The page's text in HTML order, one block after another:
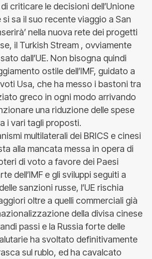
criticare le decisioni dell’Unione
si sa il suo recente viaggio a San
nella nuova rete dei progetti
il Turkish Stream , ovviamente
dall’UE. Non bisogna quindi
ostile dell’IMF, guidato a
Usa, che ha messo i bastoni tra
greco in ogni modo arrivando
una riduzione delle spese
i vari tagli proposti.
multilaterali dei BRICS e cinesi
alla mancata messa in opera di
di voto a favore dei Paesi
dell’IMF e gli sviluppi seguiti a
sanzioni russe, l’UE rischia
oltre a quelli commerciali già
della divisa cinese
passi e la Russia forte delle
ha svoltato definitivamente
sul rublo, ed ha cavalcato